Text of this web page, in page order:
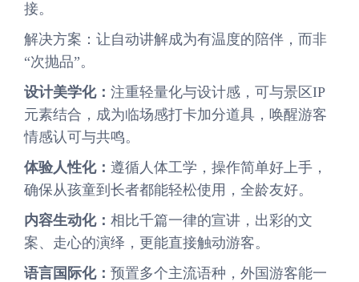
接。
解决方案：让自动讲解成为有温度的陪伴，而非
“次抛品”。
设计美学化： 注重轻量化与设计感，可与景区IP
元素结合，成为临场感打卡加分道具，唤醒游客
情感认可与共鸣。
体验人性化： 遵循人体工学，操作简单好上手，
确保从孩童到长者都能轻松使用，全龄友好。
内容生动化： 相比千篇一律的宣讲，出彩的文
案、走心的演绎，更能直接触动游客。
语言国际化： 预置多个主流语种，外国游客能一